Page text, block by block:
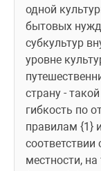
одной
бытовых
субкультур
уровне
страну -
гибкость по
правилам {1}
местности,